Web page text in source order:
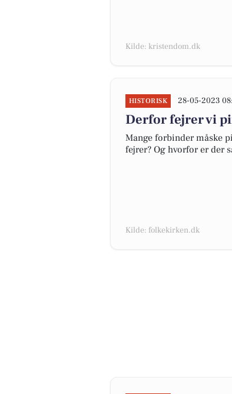
Kilde: kristendom.dk
HISTORISK 28-05-2023
Derfor fejrer vi
Mange forbinder måske
fejrer? Og hvorfor er der
Kilde: folkekirken.dk